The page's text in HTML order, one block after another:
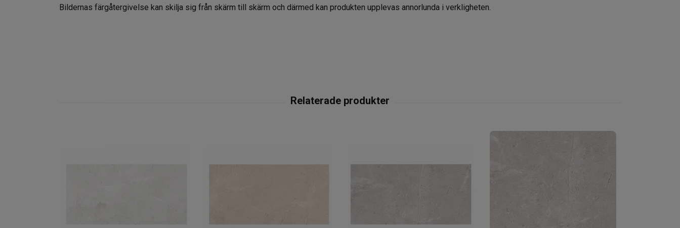
Bildernas färgåtergivelse kan skilja sig från skärm till skärm och därmed kan produkten upplevas annorlunda i verkligheten.